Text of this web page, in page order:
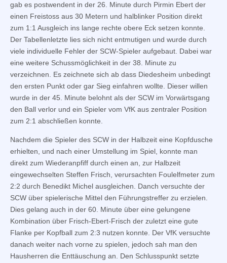
gab es postwendent in der 26. Minute durch Pirmin Ebert der
einen Freistoss aus 30 Metern und halblinker Position direkt
zum 1:1 Ausgleich ins lange rechte obere Eck setzen konnte.
Der Tabellenletzte lies sich nicht entmutigen und wurde durch
viele individuelle Fehler der SCW-Spieler aufgebaut. Dabei war
eine weitere Schussmöglichkeit in der 38. Minute zu
verzeichnen. Es zeichnete sich ab dass Diedesheim unbedingt
den ersten Punkt oder gar Sieg einfahren wollte. Dieser willen
wurde in der 45. Minute belohnt als der SCW im Vorwärtsgang
den Ball verlor und ein Spieler vom VfK aus zentraler Position
zum 2:1 abschließen konnte.
Nachdem die Spieler des SCW in der Halbzeit eine Kopfdusche
erhielten, und nach einer Umstellung im Spiel, konnte man
direkt zum Wiederanpfiff durch einen an, zur Halbzeit
eingewechselten Steffen Frisch, verursachten Foulelfmeter zum
2:2 durch Benedikt Michel ausgleichen. Danch versuchte der
SCW über spielerische Mittel den Führungstreffer zu erzielen.
Dies gelang auch in der 60. Minute über eine gelungene
Kombination über Frisch-Ebert-Frisch der zuletzt eine gute
Flanke per Kopfball zum 2:3 nutzen konnte. Der VfK versuchte
danach weiter nach vorne zu spielen, jedoch sah man den
Hausherren die Enttäuschung an. Den Schlusspunkt setzte